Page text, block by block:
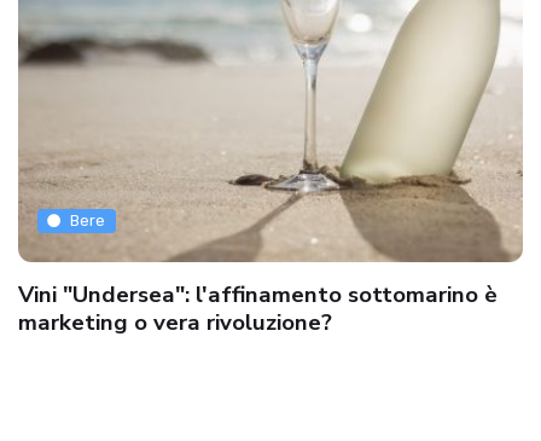
Bere
Vini "Undersea": l'affinamento sottomarino è
marketing o vera rivoluzione?